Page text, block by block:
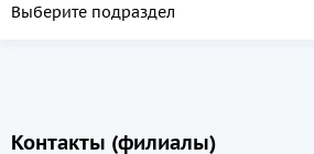
Выберите подраздел
Контакты (филиалы)